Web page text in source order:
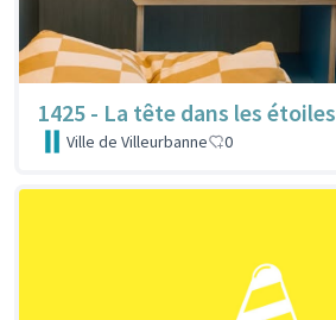
1425 - La tête dans les étoiles
Ville de Villeurbanne 0